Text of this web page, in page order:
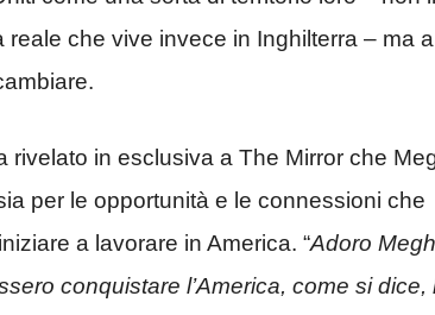
che vive invece in Inghilterra – ma a
rivelato in esclusiva a The Mirror che
per le opportunità e le connessioni che
a lavorare in America. “Adoro
conquistare l’America, come si dice,